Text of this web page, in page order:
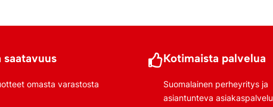
saatavuus
omasta varastosta
Kotimaista palvelua
Suomalainen perheyritys ja
asiantunteva asiakaspalvelu